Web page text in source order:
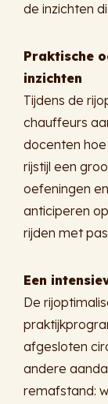
de inzichten
Praktische
inzichten
Tijdens de
chauffeurs
docenten hoe
rijstijl een
oefeningen
anticiperen
rijden met
Een
De
afgesloten
andere
remafstand: